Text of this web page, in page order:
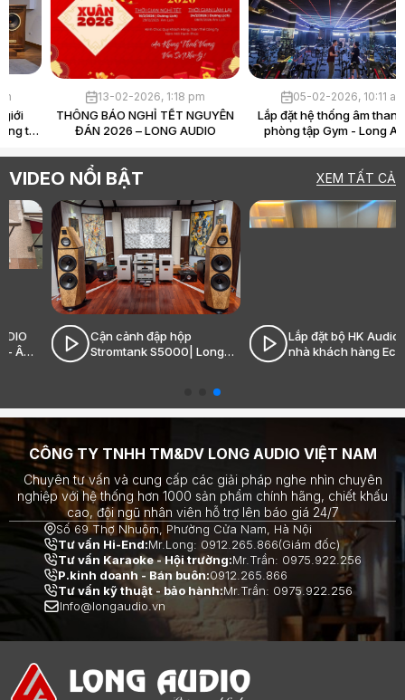
30-03-2026, 4:39 pm
Loa Hi-End là gì? Vì sao giới
audiophile sẵn sàng chi hàng tỷ
13-02-2026, 1:18 pm
THÔNG BÁO NGHỈ TẾT NGUYÊN
ĐÁN 2026 – LONG AUDIO
VIDEO NỔI BẬT XEM TẤT CẢ
Cận cảnh đập hộp
Stromtank S5000| Long
Audio - Âm thanh Hi-End
Lắp đặt bộ HK Audio tại
nhà khách hàng Ecopark|
Long Audio - Âm thanh Hi-
CÔNG TY TNHH TM&DV LONG AUDIO VIỆT NAM
Chuyên tư vấn và cung cấp các giải pháp nghe nhìn chuyên
nghiệp với hệ thống hơn 1000 sản phẩm chính hãng, chiết khấu
cao, đội ngũ nhân viên hỗ trợ lên báo giá 24/7
Số 69 Thợ Nhuộm, Phường Cửa Nam, Hà Nội
Tư vấn Hi-End:Mr.Long: 0912.265.866(Giám đốc)
Tư vấn Karaoke - Hội trường:Mr.Trần: 0975.922.256
P.kinh doanh - Bán buôn:0912.265.866
Tư vấn kỹ thuật - bảo hành:Mr.Trần: 0975.922.256
Info@longaudio.vn